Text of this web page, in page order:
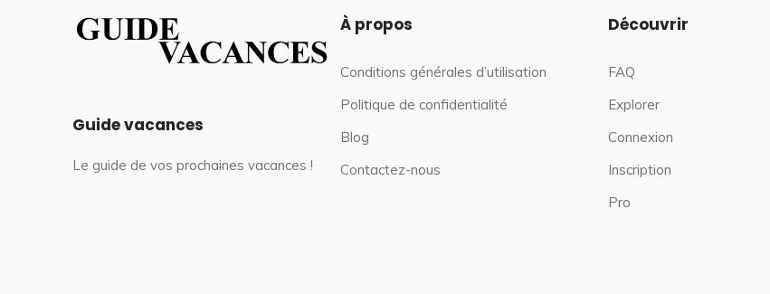
Guide vacances
Le guide de vos prochaines vacances !
À propos
Conditions générales d’utilisation
Politique de confidentialité
Blog
Contactez-nous
Découvrir
FAQ
Explorer
Connexion
Inscription
Pro